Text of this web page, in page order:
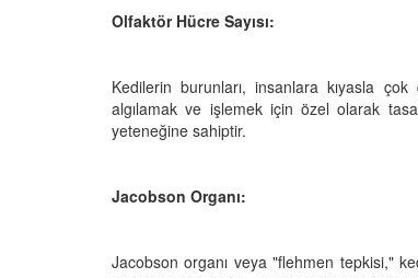
Olfaktör Hücre Sayısı:
Kedilerin burunları, insanlara kıyasla
algılamak ve işlemek için özel olarak
yeteneğine sahiptir.
Jacobson Organı:
Jacobson organı veya "flehmen tepkisi,"
Kuru Mama
Eksileri"